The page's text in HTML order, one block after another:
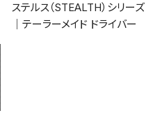
ステルス（STEALTH）シリーズ
｜テーラーメイド ドライバー